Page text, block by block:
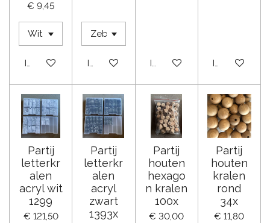
€ 9,45
In winkelwagenIn winkelwagenIn winkelwagenIn
Partij
letterkr
alen
acryl wit
1299
€ 121,50
Partij
letterkr
alen
acryl
zwart
1393x
Partij
houten
hexago
n kralen
100x
€ 30,00
Partij
houten
kralen
rond
34x
€ 11,80